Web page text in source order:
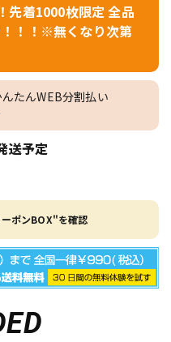
先着1000枚限定 全品
！！※無くなり次第
たんWEB分割払い
送予定
ポンBOX"を確認